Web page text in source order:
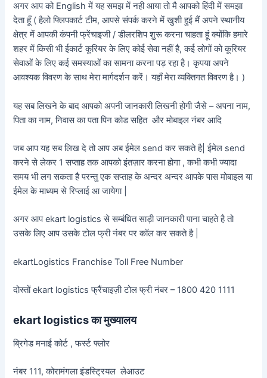
अगर आप को English में यह समझ में नही आया तो मै आपको हिंदी में समझा
देता हूँ ( हैलो फ्लिपकार्ट टीम, आपसे संपर्क करने में खुशी हुई मैं अपने स्थानीय
क्षेत्र में आपकी कंपनी फ्रेंचाइजी / डीलरशिप शुरू करना चाहता हूं क्योंकि हमारे
शहर में किसी भी ईकार्ट कूरियर के लिए कोई सेवा नहीं है, कई लोगों को कूरियर
सेवाओं के लिए कई समस्याओं का सामना करना पड़ रहा है। कृपया अपने
आवश्यक विवरण के साथ मेरा मार्गदर्शन करें। यहाँ मेरा व्यक्तिगत विवरण है। )
यह सब लिखने के बाद आपको अपनी जानकारी लिखनी होगी जैसे – अपना नाम,
पिता का नाम, निवास का पता पिन कोड सहित और मोबाइल नंबर आदि
जब आप यह सब लिख दे तो आप अब ईमेल send कर सकते है| ईमेल send
करने से लेकर 1 सप्ताह तक आपको इंतज़ार करना होगा , कभी कभी ज्यादा
समय भी लग सकता है परन्तु एक सप्ताह के अन्दर अन्दर आपके पास मोबाइल या
ईमेल के माध्यम से रिप्लाई आ जायेगा |
अगर आप ekart logistics से सम्बंधित साड़ी जानकारी पाना चाहते है तो
उसके लिए आप उसके टोल फ्री नंबर पर कॉल कर सकते है |
ekartLogistics Franchise Toll Free Number
दोस्तों ekart logistics फ्रैंचाइज़ी टोल फ्री नंबर – 1800 420 1111
ekart logistics का मुख्यालय
ब्रिगेड मनाई कोर्ट , फर्स्ट फ्लोर
नंबर 111, कोरामंगला इंडस्ट्रियल लेआउट